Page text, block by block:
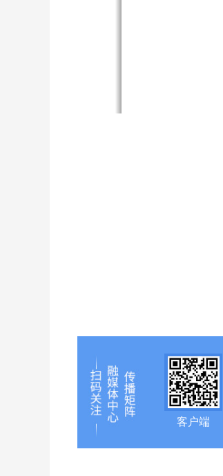
客户端